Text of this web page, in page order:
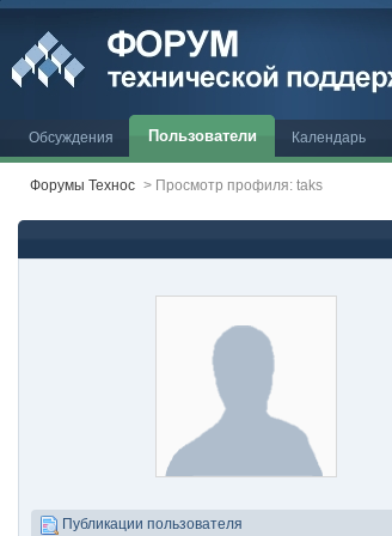
Обсуждения Пользователи Календарь
Форумы Технос > Просмотр профиля: taks
Публикации пользователя